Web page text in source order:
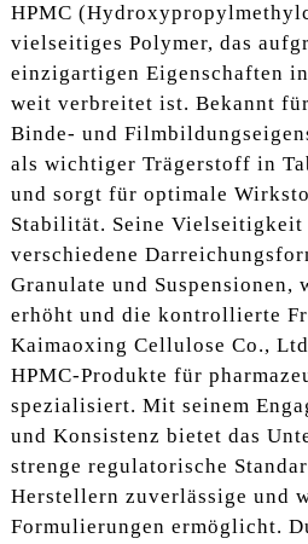
HPMC
vielseitiges Polymer, das
einzigartigen Eigenschaften
weit verbreitet ist. Bekannt
Binde- und
als wichtiger Trägerstoff in
und sorgt für optimale
Stabilität. Seine
verschiedene
Granulate und Suspensionen,
erhöht und die kontrollierte
Kaimaoxing Cellulose Co.,
HPMC-Produkte für
spezialisiert. Mit seinem
und Konsistenz bietet das
strenge regulatorische
Herstellern zuverlässige und
Formulierungen ermöglicht.